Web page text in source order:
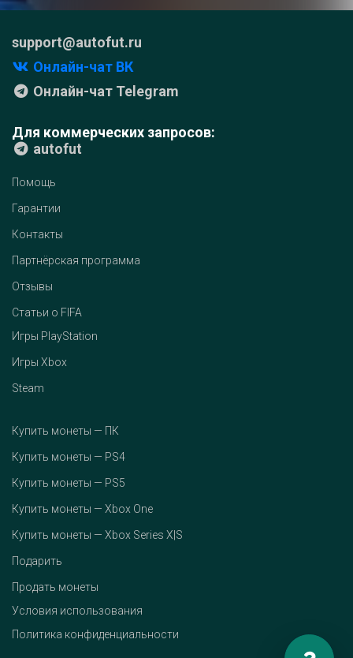
support@autofut.ru
Онлайн-чат ВК
Онлайн-чат Telegram
Для коммерческих запросов:
autofut
Помощь
Гарантии
Контакты
Партнёрская программа
Отзывы
Статьи о FIFA
Игры PlayStation
Игры Xbox
Steam
Купить монеты — ПК
Купить монеты — PS4
Купить монеты — PS5
Купить монеты — Xbox One
Купить монеты — Xbox Series X|S
Подарить
Продать монеты
Условия использования
Политика конфиденциальности